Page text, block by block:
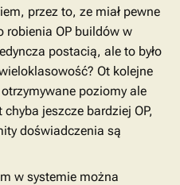
przez to, ze miał pewne
robienia OP buildów w
postacią, ale to było
Ot kolejne
poziomy ale
jeszcze bardziej OP,
doświadczenia są
w systemie można